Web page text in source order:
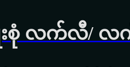
းစုံ လက်လီ/ လ